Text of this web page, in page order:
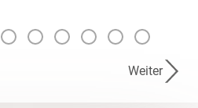
Weiter